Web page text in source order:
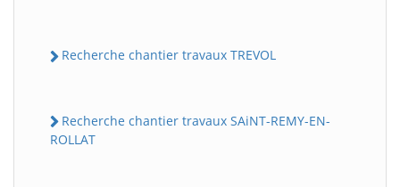
Recherche chantier travaux TREVOL
Recherche chantier travaux SAiNT-REMY-EN-
ROLLAT